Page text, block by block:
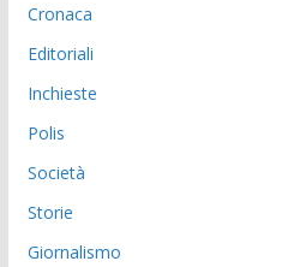
Cronaca
Editoriali
Inchieste
Polis
Società
Storie
Giornalismo